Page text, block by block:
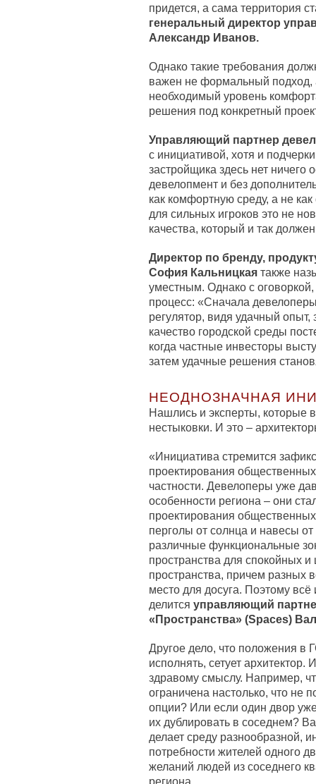
придется, а сама территория
генеральный директор
Александр Иванов.
Однако такие требования
важен не формальный подход,
необходимый уровень
решения под конкретный
Управляющий партнер
с инициативой, хотя и
застройщика здесь нет ничего
девелопмент и без
как комфортную среду, а не
для сильных игроков это не
качества, который и так
Директор по бренду,
София Кальницкая также
уместным. Однако с
процесс: «Сначала
регулятор, видя удачный опыт,
качество городской среды
когда частные инвесторы
затем удачные решения
НЕОДНОЗНАЧНАЯ
Нашлись и эксперты, которые
нестыковки. И это –
«Инициатива стремится
проектирования
частности. Девелоперы уже
особенности региона – они
проектирования
перголы от солнца и навесы
различные функциональные
пространства для спокойных
пространства, причем разных
место для досуга. Поэтому
делится управляющий
«Пространства» (Spaces)
Другое дело, что положения в
исполнять, сетует архитектор.
здравому смыслу. Например,
ограничена настолько, что не
опции? Или если один двор
их дублировать в соседнем?
делает среду разнообразной,
потребности жителей одного
желаний людей из соседнего
региона.